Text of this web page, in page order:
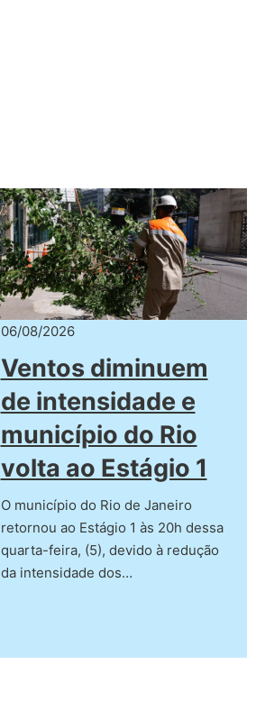
06/08/2026
Ventos diminuem
de intensidade e
município do Rio
volta ao Estágio 1
O município do Rio de Janeiro
retornou ao Estágio 1 às 20h dessa
quarta-feira, (5), devido à redução
da intensidade dos…